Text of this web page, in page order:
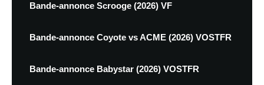
Bande-annonce Scrooge (2026) VF
Bande-annonce Coyote vs ACME (2026) VOSTFR
Bande-annonce Babystar (2026) VOSTFR